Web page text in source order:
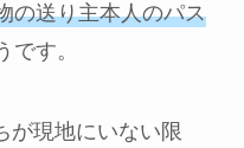
の送り主本人のパス
です。
が現地にいない限